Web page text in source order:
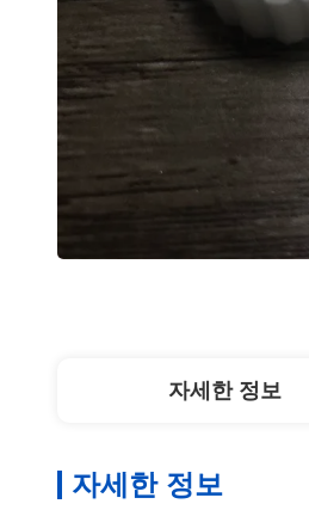
자세한 정보
자세한 정보